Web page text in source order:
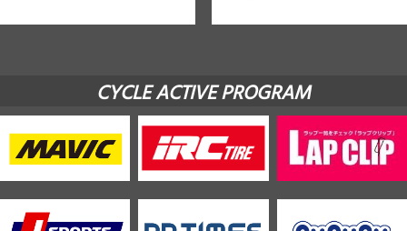
CYCLE ACTIVE PROGRAM